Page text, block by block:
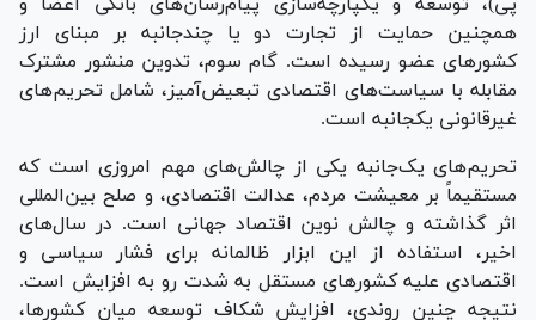
همچنین حمایت از تجارت دو یا چندجانبه بر مبنای ارز
کشور‌های عضو رسیده است. گام سوم، تدوین منشور مشترک
مقابله با سیاست‌های اقتصادی تبعیض‌آمیز، شامل تحریم‌های
غیرقانونی یکجانبه است.
تحریم‌های یک‌جانبه یکی از چالش‌های مهم امروزی است که
مستقیماً بر معیشت مردم، عدالت اقتصادی، و صلح بین‌المللی
اثر گذاشته و چالش نوین اقتصاد جهانی است. در سال‌های
اخیر، استفاده از این ابزار ظالمانه برای فشار سیاسی و
اقتصادی علیه کشور‌های مستقل به شدت رو به افزایش است.
نتیجه چنین روندی، افزایش شکاف توسعه میان کشورها،